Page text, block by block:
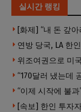
실시간 랭킹